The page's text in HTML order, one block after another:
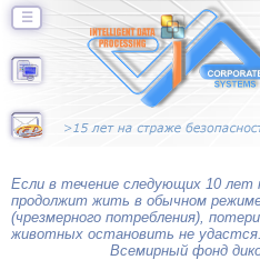
☰
Если в течение следующих 10 лет
продолжит жить в обычном
(чрезмерного потребления),
животных остановить не удастся.
Всемирный фонд